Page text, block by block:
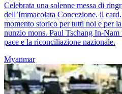
Celebrata una solenne messa di
dell’Immacolata Concezione. il
momento storico per tutti noi e per
nunzio mons. Paul Tschang In-
pace e la riconciliazione nazionale.
Myanmar